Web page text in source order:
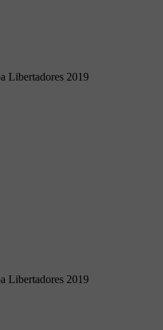
Libertadores 2019
Libertadores 2019